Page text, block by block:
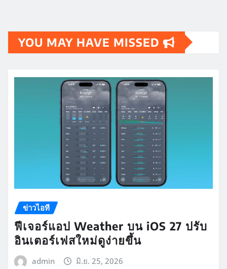
YOU MAY HAVE MISSED
ข่าวไอที
ฟีเจอร์แอป Weather บน iOS 27 ปรับ
อินเตอร์เฟสใหม่ดูง่ายขึ้น
admin มิ.ย. 25, 2026